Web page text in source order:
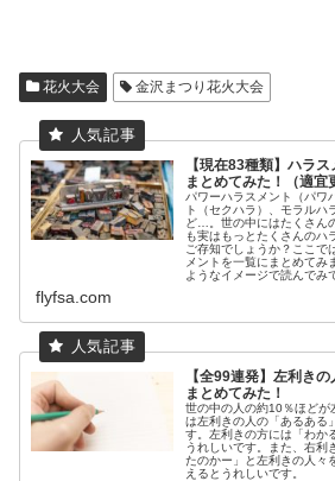
花火大会 金沢まつり花火大会
【現在83種類】ハラ
まとめてみた！（適宜
パワーハラスメント（パワ
ト（セクハラ）、モラルハ
ど…。世の中にはたくさん
も実はもっとたくさんのハ
ご存知でしょうか？ここで
メントを一覧にまとめてみ
ようなイメージで読んでみ
flyfsa.com
【全99連発】左利き
まとめてみた！
世の中の人の約10％ほどが
は左利きの人の「あるある
す。左利きの方には「わか
うれしいです。また、右利
たのかー」と左利きの人々
えるとうれしいです。